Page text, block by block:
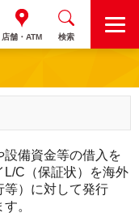
検索
店舗・ATM
M
備資金等の借入を
L/C（保証状）を海外
等）に対して発行
。